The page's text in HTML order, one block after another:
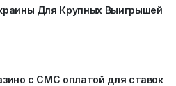
Для Крупных Выигрышей
с СМС оплатой для ставок